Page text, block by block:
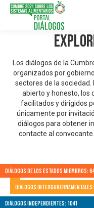
Los diálogos de la
organizados por
sectores de la
abierto y honesto, los
facilitados y dirigidos
únicamente por
diálogos para obtener
contacte al convocante
Diálogos de los Estados Miembros:
Diálogos
Diálogos independientes: 1041